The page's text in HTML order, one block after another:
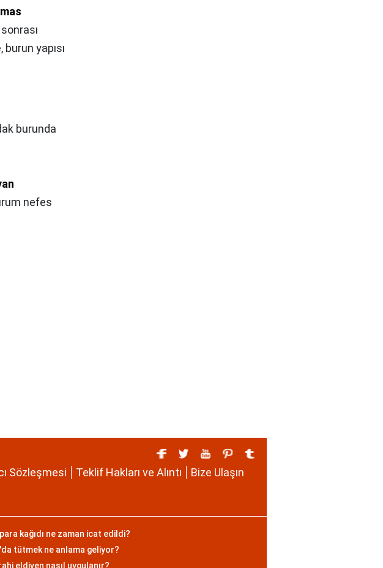
yapısı
burunda
nefes
Sözleşmesi Teklif Hakları ve Alıntı Bize Ulaşın
kağıdı ne zaman icat edildi?
tütmek ne anlama geliyor?
eldiven nasıl uygulanır?